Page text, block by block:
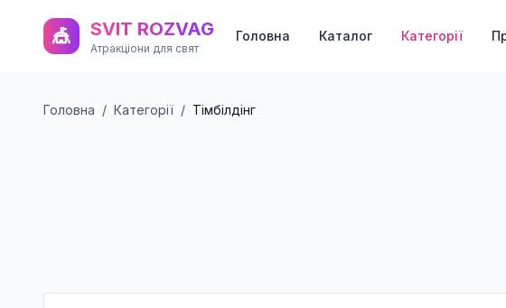
🎪 SVIT ROZVAG
Атракціони для свят
Головна Каталог Категорії
Головна / Категорії / Тімбілдінг